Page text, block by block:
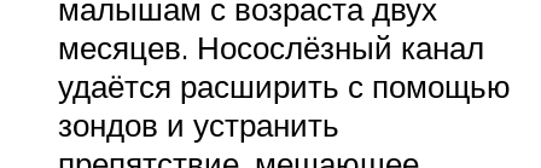
малышам с возраста двух
месяцев. Носослёзный канал
удаётся расширить с помощью
зондов и устранить